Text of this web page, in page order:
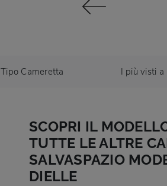
Tipo Cameretta I più visti a
SCOPRI IL
TUTTE LE ALTRE
SALVASPAZIO
DIELLE